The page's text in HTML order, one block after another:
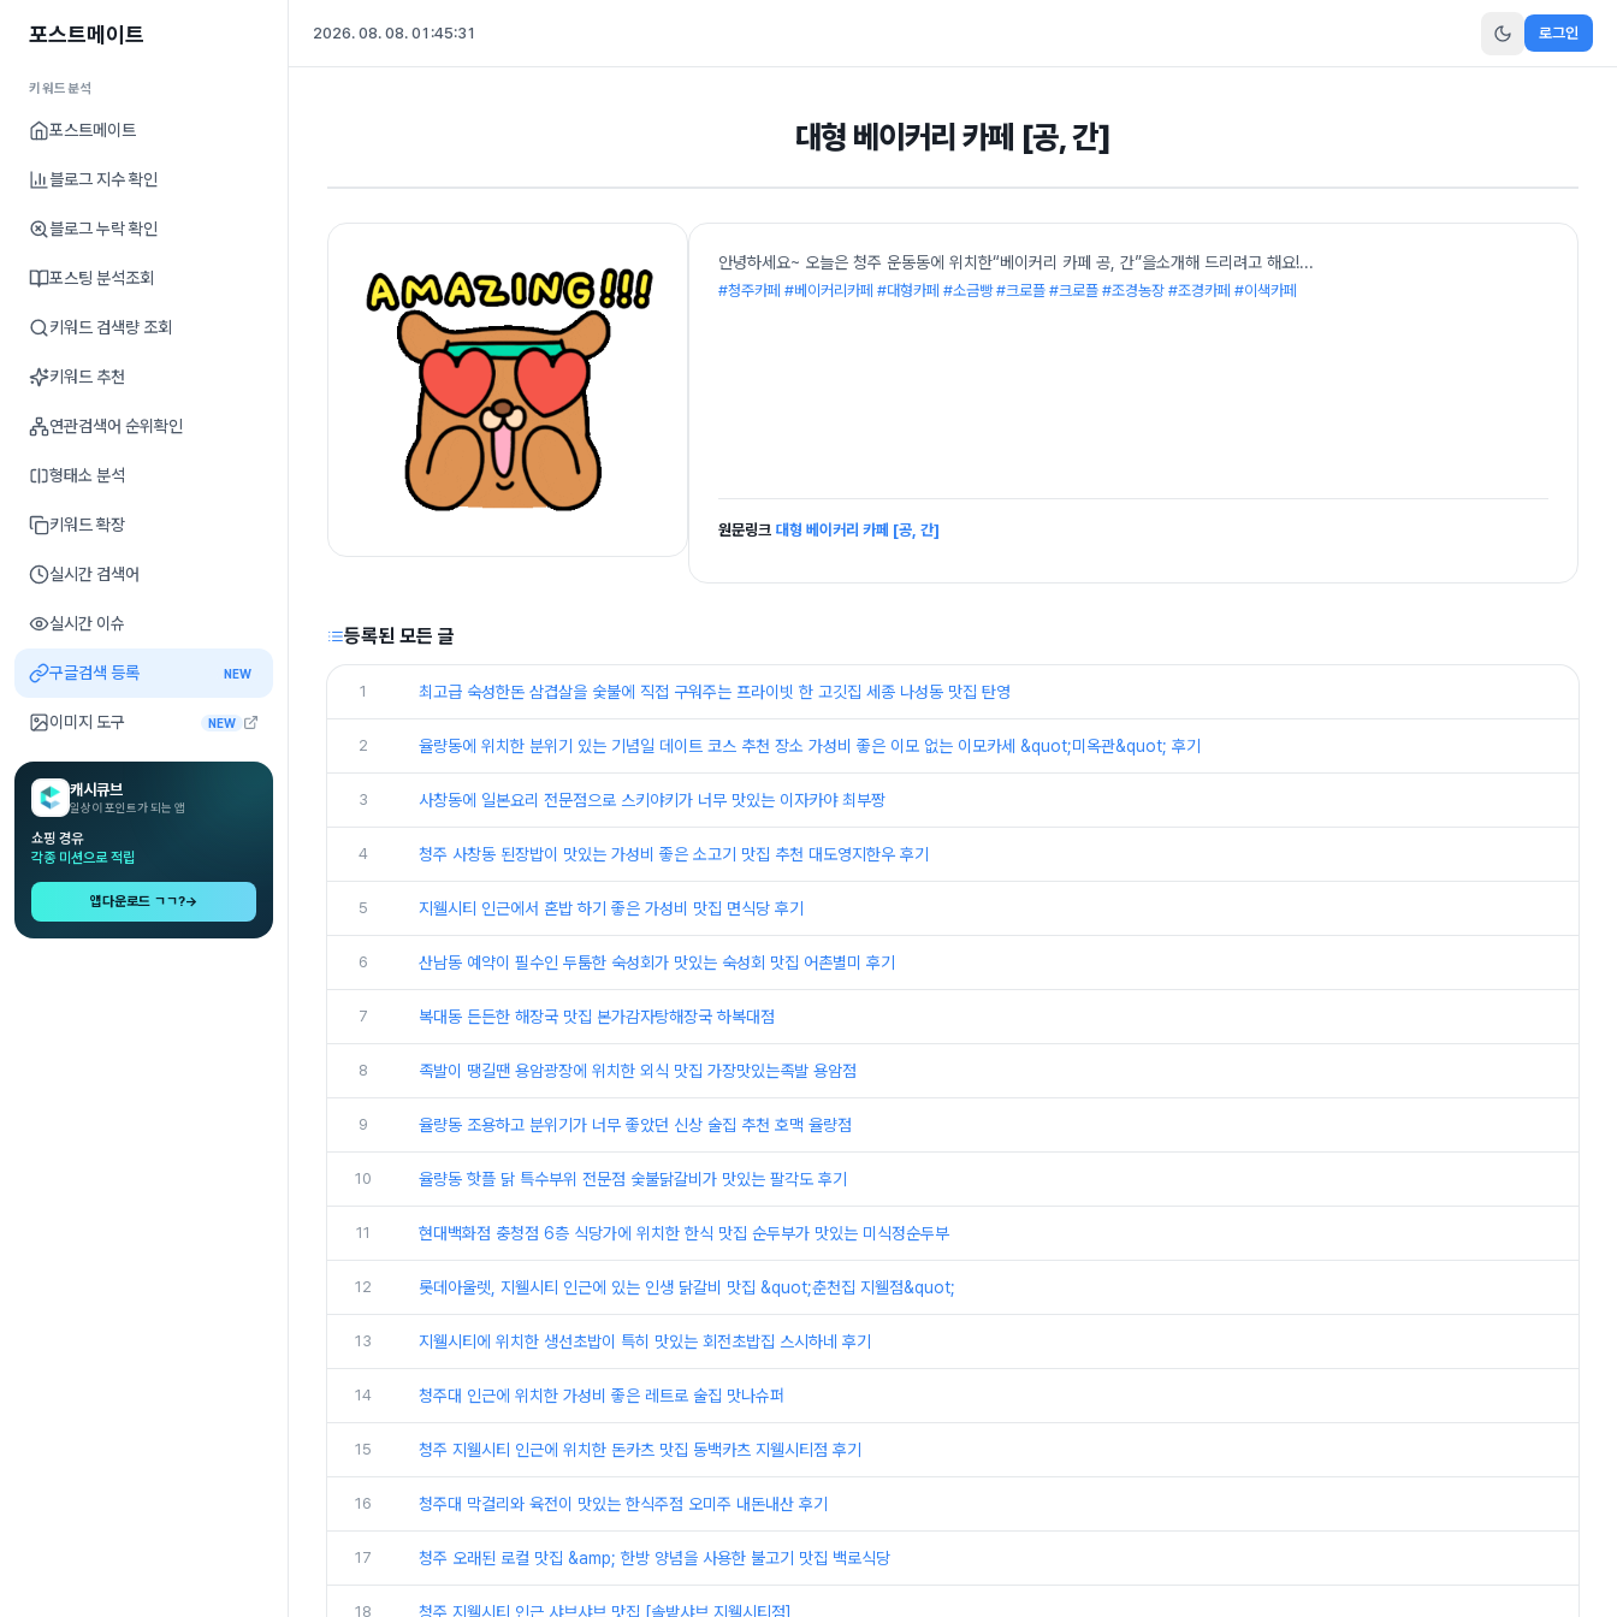
포스트메이트
키워드분석
포스트메이트
블로그 지수 확인
블로그 누락 확인
포스팅 분석조회
키워드 검색량 조회
키워드 추천
연관검색어 순위확인
형태소 분석
키워드 확장
실시간 검색어
실시간 이슈
구글검색 등록 NEW
이미지 도구 NEW
캐시큐브
일상이 포인트가 되는 앱
쇼핑 경유
각종 미션으로 적립
앱다운로드 ㄱㄱ?→
2026. 08. 08. 01:45:32 로그인
대형 베이커리 카페 [공, 간]
안녕하세요~ 오늘은 청주 운동동에 위치한“베이커리 카페 공, 간”을소개해 드리려고 해요!...
#청주카페 #베이커리카페 #대형카페 #소금빵 #크로플 #크로플 #조경농장 #조경카페 #이색카페
원문링크 대형 베이커리 카페 [공, 간]
등록된 모든 글
1 최고급 숙성한돈 삼겹살을 숯불에 직접 구워주는 프라이빗 한 고깃집 세종 나성동 맛집 탄영
2 율량동에 위치한 분위기 있는 기념일 데이트 코스 추천 장소 가성비 좋은 이모 없는 이모카세 &quot;미옥관&quot; 후기
3 사창동에 일본요리 전문점으로 스키야키가 너무 맛있는 이자카야 최부짱
4 청주 사창동 된장밥이 맛있는 가성비 좋은 소고기 맛집 추천 대도영지한우 후기
5 지웰시티 인근에서 혼밥 하기 좋은 가성비 맛집 면식당 후기
6 산남동 예약이 필수인 두툼한 숙성회가 맛있는 숙성회 맛집 어촌별미 후기
7 복대동 든든한 해장국 맛집 본가감자탕해장국 하복대점
8 족발이 땡길땐 용암광장에 위치한 외식 맛집 가장맛있는족발 용암점
9 율량동 조용하고 분위기가 너무 좋았던 신상 술집 추천 호맥 율량점
10 율량동 핫플 닭 특수부위 전문점 숯불닭갈비가 맛있는 팔각도 후기
11 현대백화점 충청점 6층 식당가에 위치한 한식 맛집 순두부가 맛있는 미식정순두부
12 롯데아울렛, 지웰시티 인근에 있는 인생 닭갈비 맛집 &quot;춘천집 지웰점&quot;
13 지웰시티에 위치한 생선초밥이 특히 맛있는 회전초밥집 스시하네 후기
14 청주대 인근에 위치한 가성비 좋은 레트로 술집 맛나슈퍼
15 청주 지웰시티 인근에 위치한 돈카츠 맛집 동백카츠 지웰시티점 후기
16 청주대 막걸리와 육전이 맛있는 한식주점 오미주 내돈내산 후기
17 청주 오래된 로컬 맛집 &amp; 한방 양념을 사용한 불고기 맛집 백로식당
18 청주 지웰시티 인근 샤브샤브 맛집 [솔밭샤브 지웰시티점]